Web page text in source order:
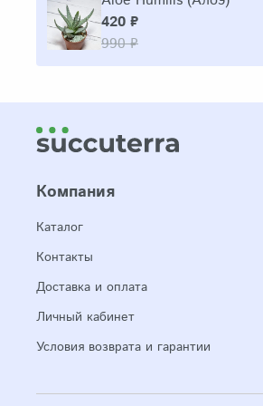
420 ₽
990 ₽
Компания
Каталог
Контакты
Доставка и оплата
Личный кабинет
Условия возврата и гарантии